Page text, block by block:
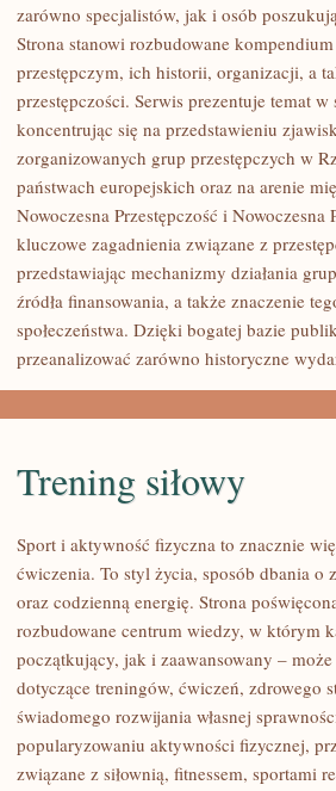
PYTANIA
CZYTELNIKÓW
zarówno specjalistów, jak i osób
Strona stanowi rozbudowane
przestępczym, ich historii, organizacji, a
przestępczości. Serwis prezentuje temat
koncentrując się na przedstawieniu
zorganizowanych grup przestępczych w
państwach europejskich oraz na arenie
Nowoczesna Przestępczość i Nowoczesna
kluczowe zagadnienia związane z
przedstawiając mechanizmy działania
źródła finansowania, a także znaczenie
społeczeństwa. Dzięki bogatej bazie
przeanalizować zarówno historyczne
TRENING
SIŁOWY
Trening siłowy
Sport i aktywność fizyczna to znacznie
ćwiczenia. To styl życia, sposób dbania o
oraz codzienną energię. Strona
rozbudowane centrum wiedzy, w którym
początkujący, jak i zaawansowany –
dotyczące treningów, ćwiczeń, zdrowego
świadomego rozwijania własnej
popularyzowaniu aktywności fizycznej,
związane z siłownią, fitnessem, sportami